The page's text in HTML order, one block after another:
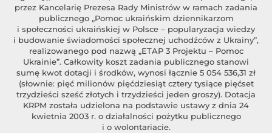
przez Kancelarię Prezesa Rady Ministrów w ramach zadania
publicznego „Pomoc ukraińskim dziennikarzom
i społeczności ukraińskiej w Polsce – popularyzacja wiedzy
i budowanie świadomości społecznej uchodźców z Ukrainy”,
realizowanego pod nazwą „ETAP 3 Projektu – Pomoc
Ukrainie”. Całkowity koszt zadania publicznego stanowi
sumę kwot dotacji i środków, wynosi łącznie 5 054 536,31 zł
(słownie: pięć milionów pięćdziesiąt cztery tysiące pięćset
trzydzieści sześć złotych i trzydzieści jeden groszy). Dotacja
KRPM została udzielona na podstawie ustawy z dnia 24
kwietnia 2003 r. o działalności pożytku publicznego
i o wolontariacie.